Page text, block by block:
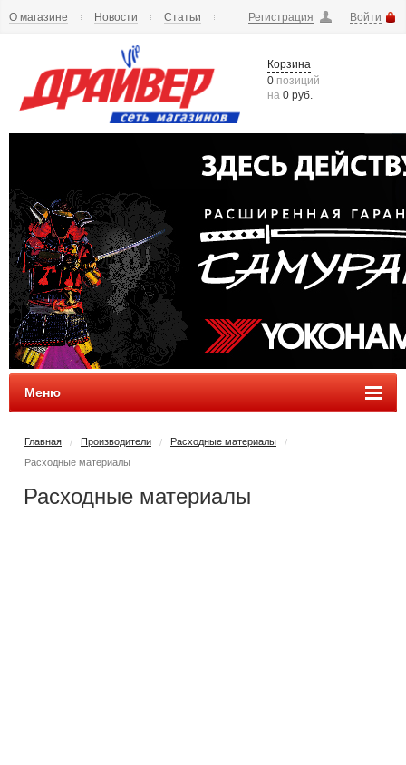
Регистрация Войти
О магазине Новости
Статьи
Корзина
0 позиций
на 0 руб.
Меню
Главная / Производители / Расходные материалы
/
Расходные материалы
Расходные материалы